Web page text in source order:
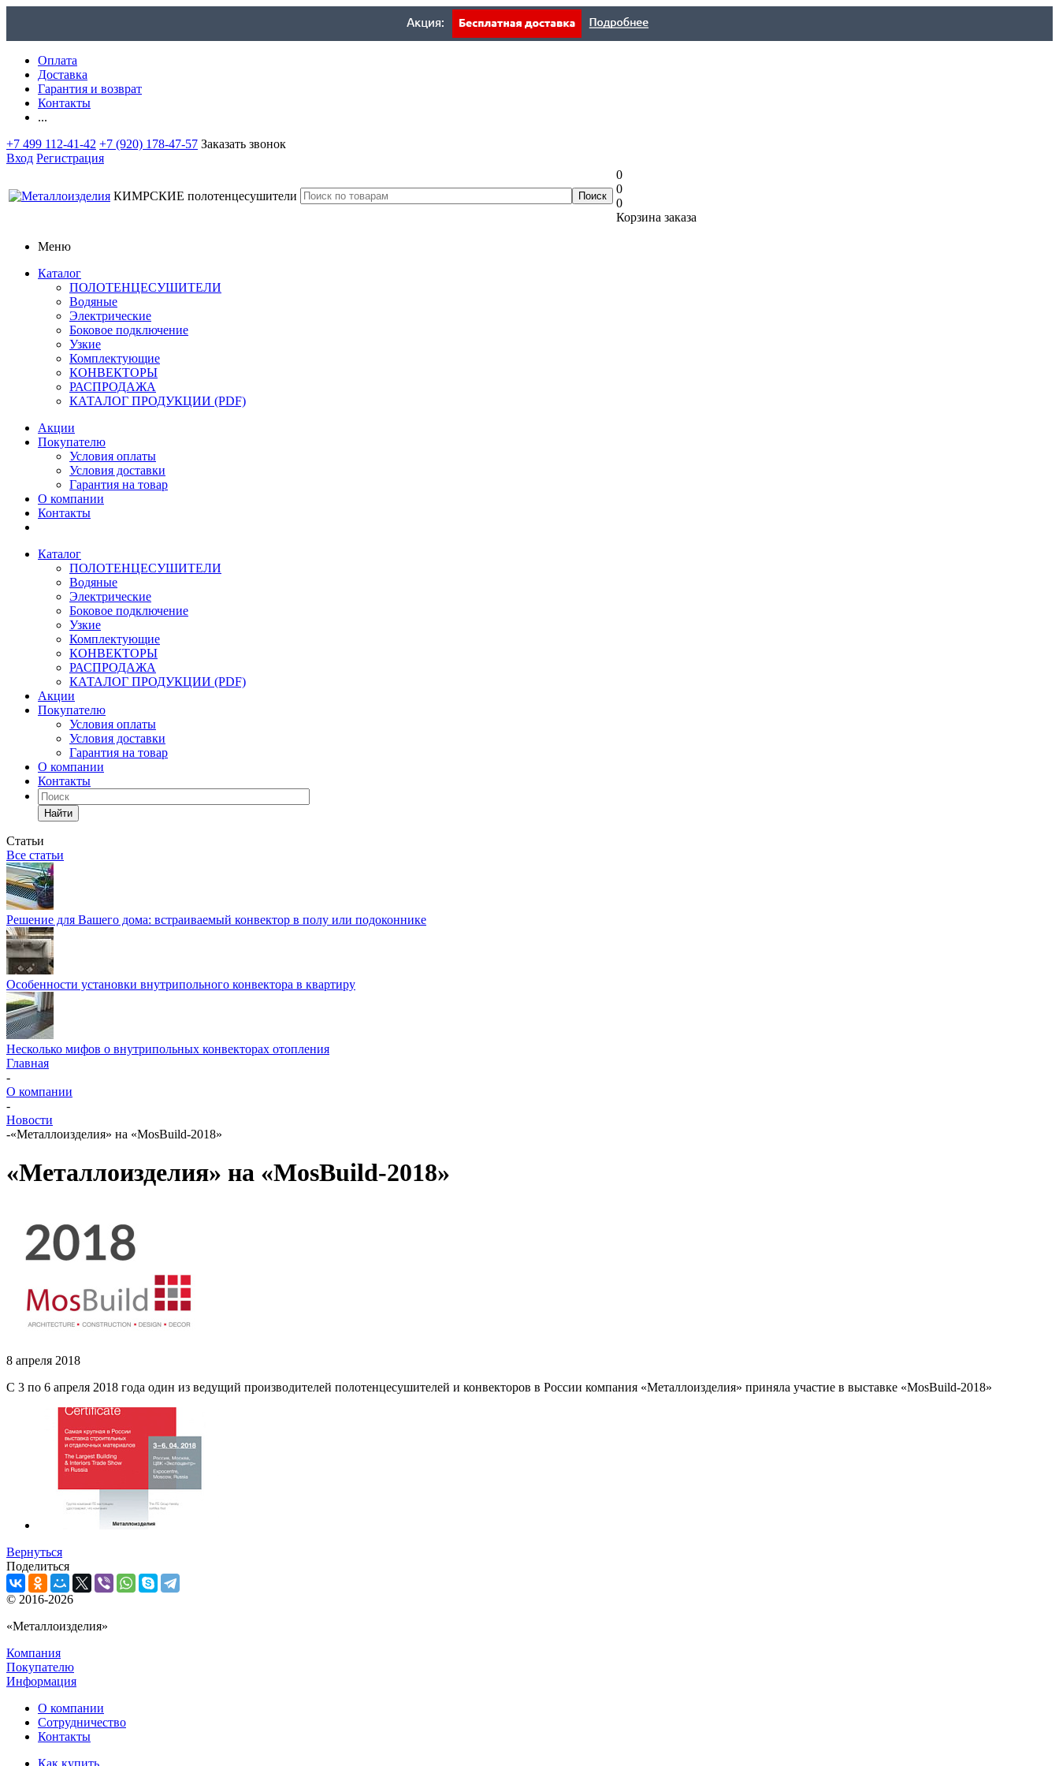
Оплата
Доставка
Гарантия и возврат
Контакты
...
+7 499 112-41-42 +7 (920) 178-47-57 Заказать звонок
Вход Регистрация
КИМРСКИЕ полотенцесушители
0
0
0
Корзина заказа
Меню
Каталог
ПОЛОТЕНЦЕСУШИТЕЛИ
Водяные
Электрические
Боковое подключение
Узкие
Комплектующие
КОНВЕКТОРЫ
РАСПРОДАЖА
КАТАЛОГ ПРОДУКЦИИ (PDF)
Акции
Покупателю
Условия оплаты
Условия доставки
Гарантия на товар
О компании
Контакты
Каталог
ПОЛОТЕНЦЕСУШИТЕЛИ
Водяные
Электрические
Боковое подключение
Узкие
Комплектующие
КОНВЕКТОРЫ
РАСПРОДАЖА
КАТАЛОГ ПРОДУКЦИИ (PDF)
Акции
Покупателю
Условия оплаты
Условия доставки
Гарантия на товар
О компании
Контакты
Найти
Статьи
Все статьи
Решение для Вашего дома: встраиваемый конвектор в полу или подоконнике
Особенности установки внутрипольного конвектора в квартиру
Несколько мифов о внутрипольных конвекторах отопления
Главная
-
О компании
-
Новости
-«Металлоизделия» на «MosBuild-2018»
«Металлоизделия» на «MosBuild-2018»
8 апреля 2018
С 3 по 6 апреля 2018 года один из ведущий производителей полотенцесушителей и конвекторов в России компания «Металлоизделия» приняла участие в выставке «MosBuild-2018»
Вернуться
Поделиться
© 2016-2026
«Металлоизделия»
Компания
Покупателю
Информация
О компании
Сотрудничество
Контакты
Как купить